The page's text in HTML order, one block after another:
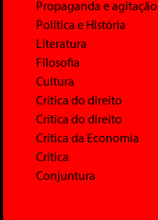
Propaganda e agitação
Política e História
Literatura
Filosofia
Cultura
Crítica do direito
Crítica do direito
Crítica da Economia
Crítica
Conjuntura